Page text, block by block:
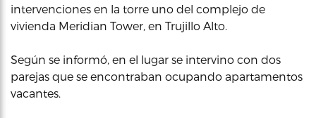
intervenciones en la torre uno del complejo de
vivienda Meridian Tower, en Trujillo Alto.
Según se informó, en el lugar se intervino con dos
parejas que se encontraban ocupando apartamentos
vacantes.